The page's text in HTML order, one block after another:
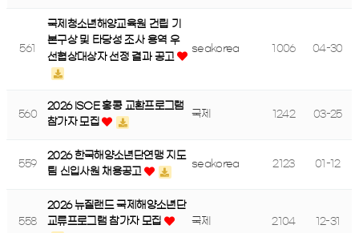
561
국제청소년해양교육원 건립 기
본구상 및 타당성 조사 용역 우
선협상대상자 선정 결과 공고
seakorea 1006 04-30
560
2026 ISCE 홍콩 교환프로그램
참가자 모집
국제 1242 03-25
559
2026 한국해양소년단연맹 지도
팀 신입사원 채용공고
seakorea 2123 01-12
558
2026 뉴질랜드 국제해양소년단
교류프로그램 참가자 모집
국제 2104 12-31